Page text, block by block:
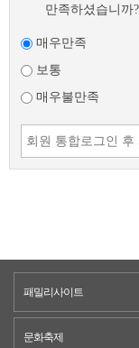
만족하셨습니까?
매우만족
보통
매우불만족
패밀리사이트
문화축제